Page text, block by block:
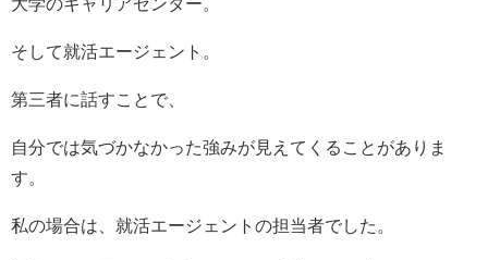
大学のキャリアセンター。
そして就活エージェント。
第三者に話すことで、
自分では気づかなかった強みが見えてくることがありま
す。
私の場合は、就活エージェントの担当者でした。